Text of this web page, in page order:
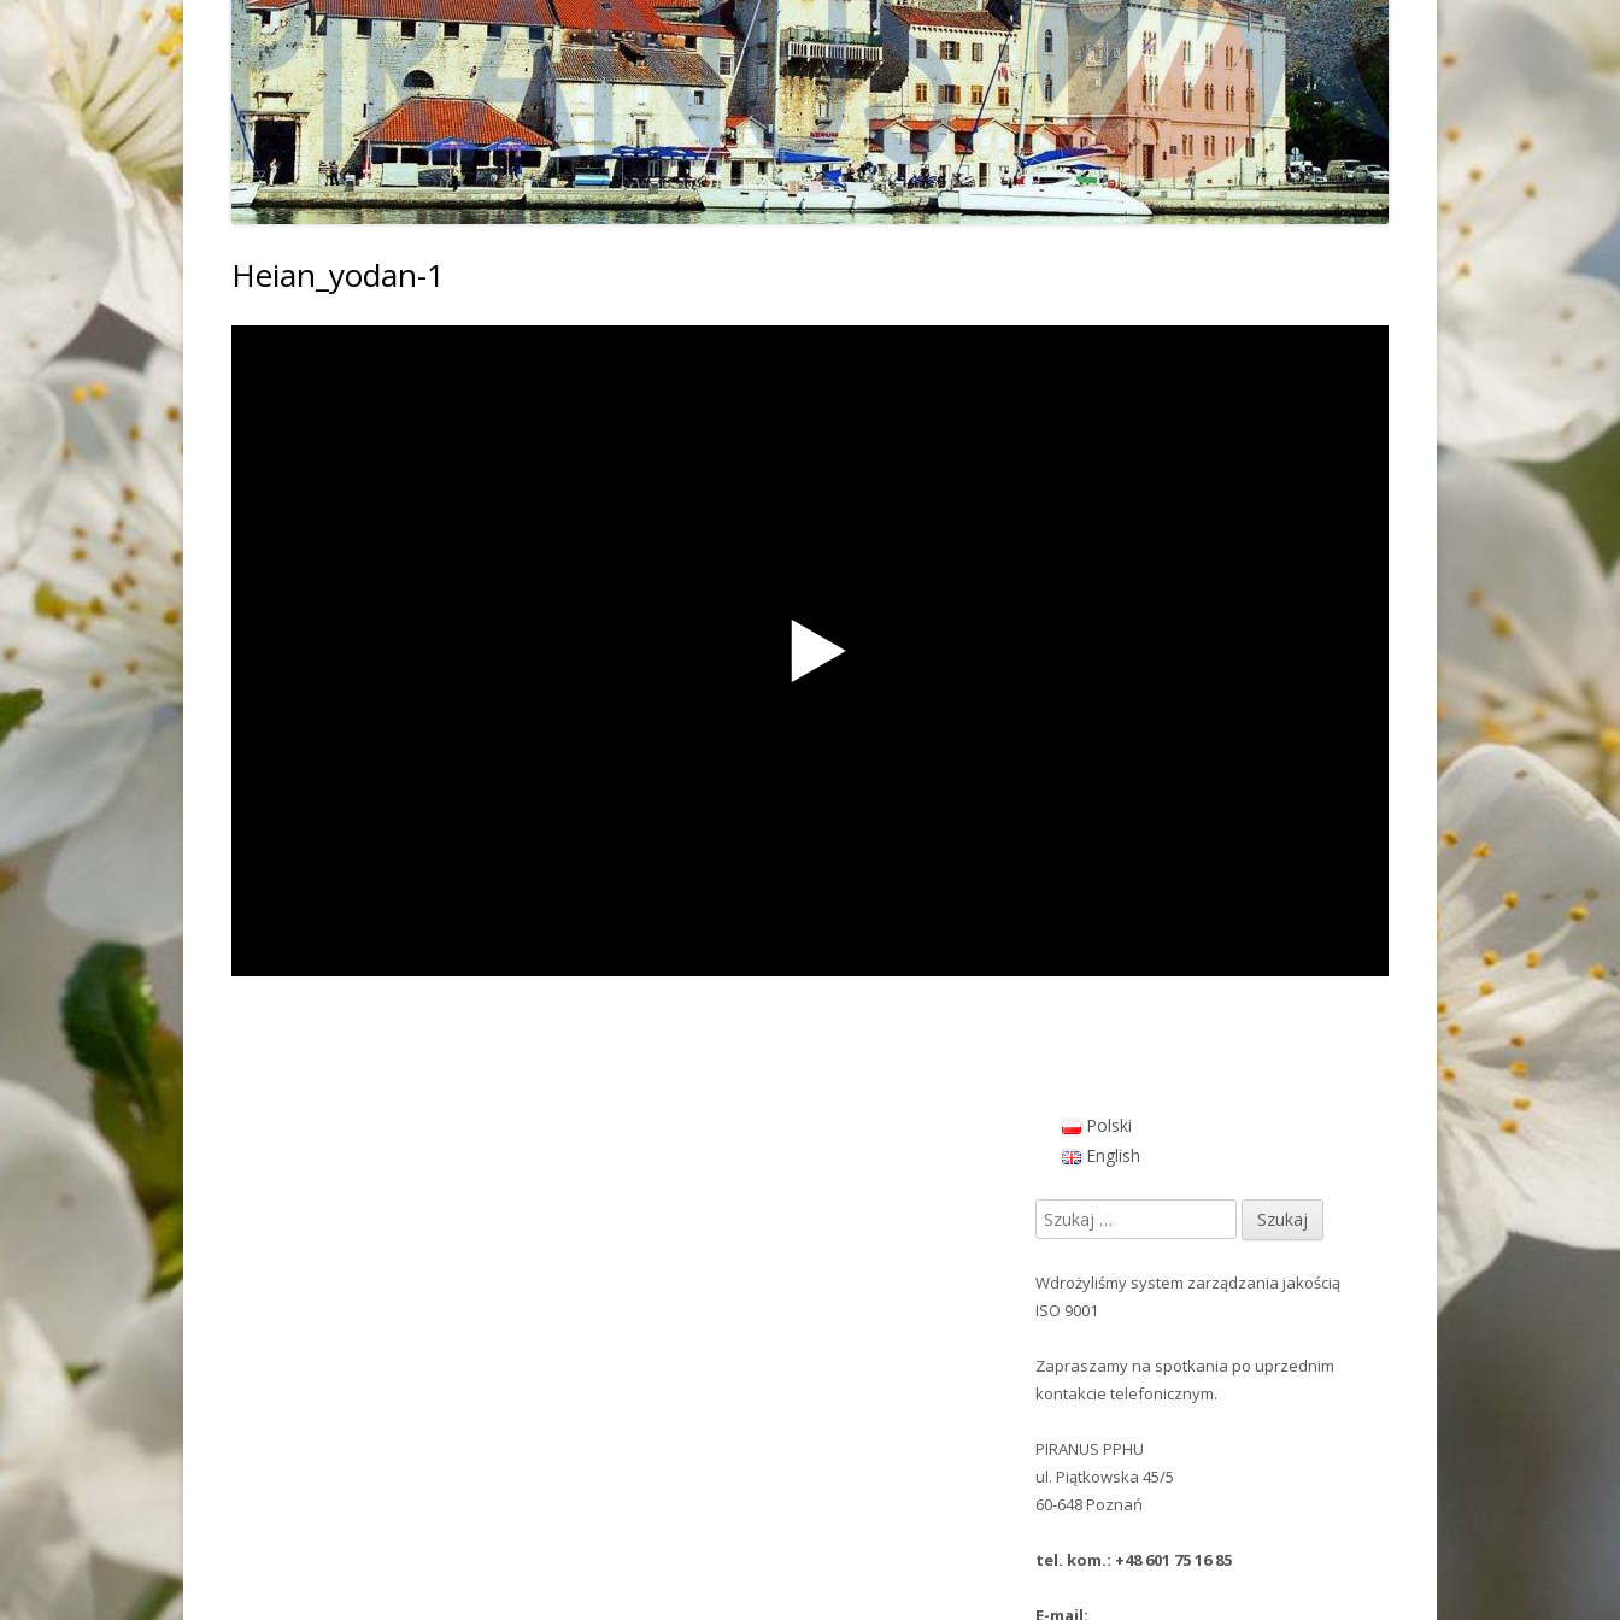
PRZEMYSŁ
WIDOKI
ZWIERZĘTA
Heian_yodan-1
Główny
boczny
Polski
English
Szukaj:
Wdrożyliśmy system zarządzania jakością
ISO 9001
Zapraszamy na spotkania po uprzednim
kontakcie telefonicznym.
PIRANUS PPHU
ul. Piątkowska 45/5
60-648 Poznań
tel. kom.: +48 601 75 16 85
E-mail: